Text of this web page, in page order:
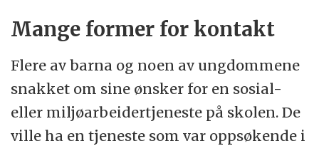
Mange former for kontakt
Flere av barna og noen av ungdommene
snakket om sine ønsker for en sosial-
eller miljøarbeidertjeneste på skolen. De
ville ha en tjeneste som var oppsøkende i